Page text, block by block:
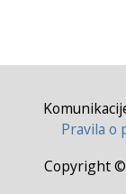
Pravila o
Copyright ©